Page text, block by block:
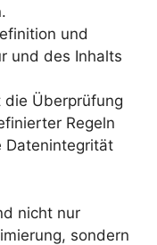
und
und des Inhalts
die Überprüfung
Regeln
Datenintegrität
nicht nur
sondern